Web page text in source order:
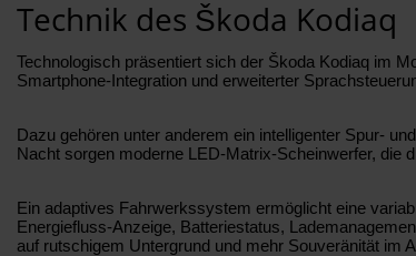
Technik des Škoda Kodiaq
Technologisch präsentiert sich der Škoda Kodiaq im
Smartphone-Integration und erweiterter
Dazu gehören unter anderem ein intelligenter Spur-
Nacht sorgen moderne LED-Matrix-Scheinwerfer, die
Ein adaptives Fahrwerkssystem ermöglicht eine
Energiefluss-Anzeige, Batteriestatus,
auf rutschigem Untergrund und mehr Souveränität im